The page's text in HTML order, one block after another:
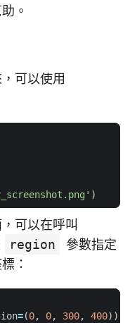
。
可以使用
)
可以在呼叫
region
參數指定
：
=(0, 0, 300, 400))